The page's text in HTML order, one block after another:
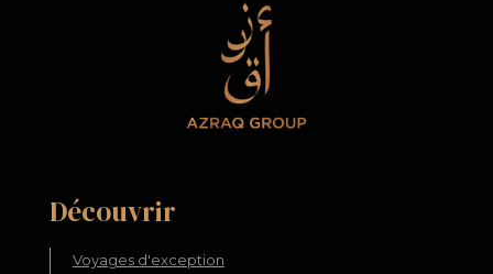
Découvrir
Voyages d'exception